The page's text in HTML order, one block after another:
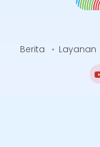
Berita
• Layanan